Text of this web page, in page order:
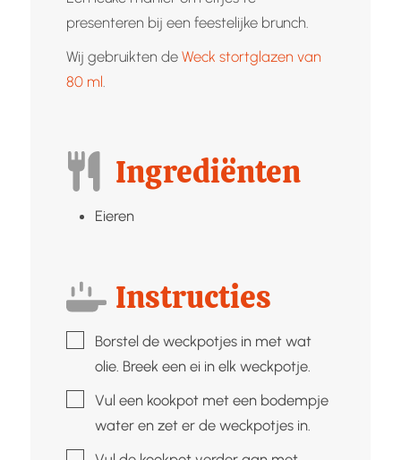
presenteren bij een feestelijke brunch.
Wij gebruikten de Weck stortglazen van
80 ml
Ingrediënten
Eieren
Instructies
▢Borstel de weckpotjes in met wat
olie. Breek een ei in elk weckpotje.
▢Vul een kookpot met een bodempje
water en zet er de weckpotjes in.
▢